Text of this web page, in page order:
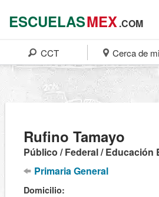
ESCUELASMEX.COM
CCT Cerca de mi
Rufino Tamayo
Público / Federal / Educación
Primaria General
Domicilio: